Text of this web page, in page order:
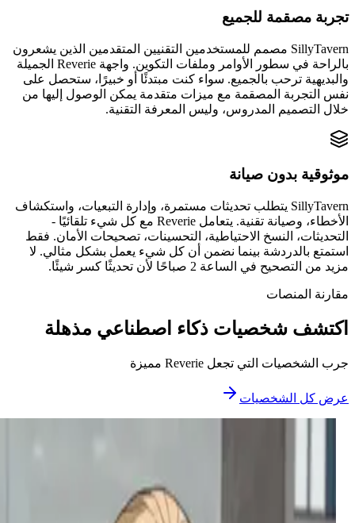
تجربة مصقمة للجميع
SillyTavern مصمم للمستخدمين التقنيين المتقدمين الذين يشعرون
بالراحة في سطور الأوامر وملفات التكوين. واجهة Reverie الجميلة
والبديهية ترحب بالجميع. سواء كنت مبتدئًا أو خبيرًا، ستحصل على
نفس التجربة المصقمة مع ميزات متقدمة يمكن الوصول إليها من
خلال التصميم المدروس، وليس المعرفة التقنية.
موثوقية بدون صيانة
SillyTavern يتطلب تحديثات مستمرة، وإدارة التبعيات، واستكشاف
الأخطاء، وصيانة تقنية. يتعامل Reverie مع كل شيء تلقائيًا -
التحديثات، النسخ الاحتياطية، التحسينات، تصحيحات الأمان. فقط
استمتع بالدردشة بينما نضمن أن كل شيء يعمل بشكل مثالي. لا
مزيد من التصحيح في الساعة 2 صباحًا لأن تحديثًا كسر شيئًا.
مقارنة المنصات
اكتشف شخصيات ذكاء اصطناعي مذهلة
جرب الشخصيات التي تجعل Reverie مميزة
عرض كل الشخصيات
حبيبة مُخلِصة تحولت بسبب الشعور بالذنب والامتنان بعد أن
أدت كلماتها الغاضبة إلى حادثك. الآن، تعيش لِتكفِّر عن ذنبها،
حبها دفء هش ومتشبث نابع من خوفها من فقدانك مرة